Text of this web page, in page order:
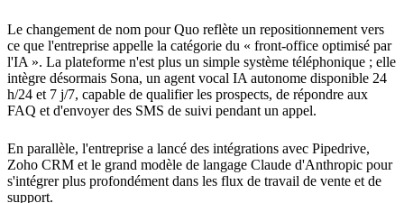
Le changement de nom pour Quo reflète un repositionnement vers
ce que l'entreprise appelle la catégorie du « front-office optimisé par
l'IA ». La plateforme n'est plus un simple système téléphonique ; elle
intègre désormais Sona, un agent vocal IA autonome disponible 24
h/24 et 7 j/7, capable de qualifier les prospects, de répondre aux
FAQ et d'envoyer des SMS de suivi pendant un appel.
En parallèle, l'entreprise a lancé des intégrations avec Pipedrive,
Zoho CRM et le grand modèle de langage Claude d'Anthropic pour
s'intégrer plus profondément dans les flux de travail de vente et de
support.